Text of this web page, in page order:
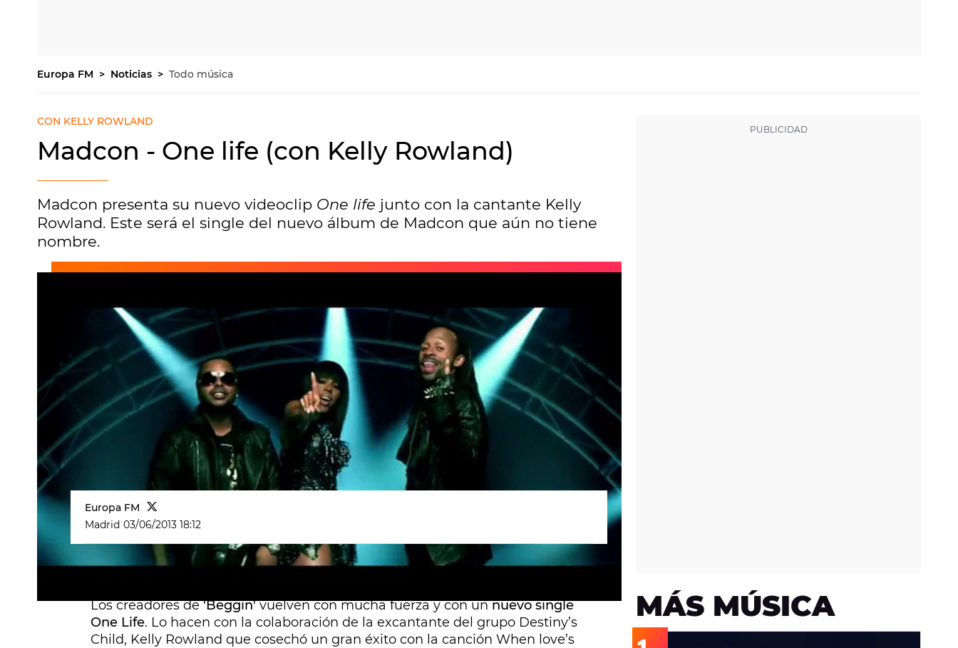
Europa FM Noticias Todo música
CON KELLY ROWLAND
Madcon - One life (con Kelly Rowland)
Madcon presenta su nuevo videoclip One life junto con la cantante Kelly
Rowland. Este será el single del nuevo álbum de Madcon que aún no tiene
nombre.
Europa FM
Madrid 03/06/2013 18:12
Los creadores de'Beggin'vuelven con mucha fuerza y con unnuevo single
One Life. Lo hacen con la colaboración de la excantante del grupo Destiny’s
Child, Kelly Rowland que cosechó un gran éxito con la canción When love’s
MÁS MÚSICA